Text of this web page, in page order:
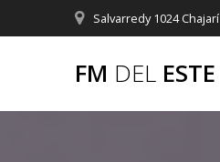
al
Salvarredy 1024 Chajarí
FM DEL ESTE